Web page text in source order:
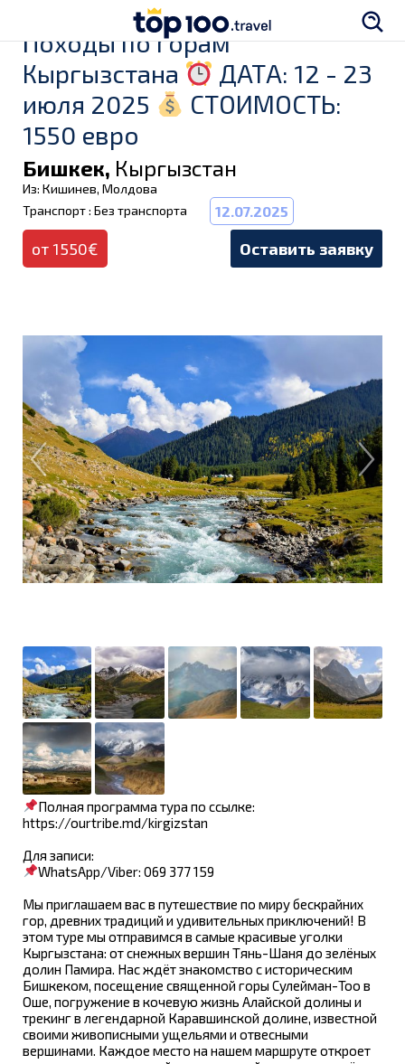
Походы по горам
Кыргызстана
ДАТА: 12 - 23
июля 2025
СТОИМОСТЬ:
1550 евро
Бишкек, Кыргызстан
Из: Кишинев, Молдова
Транспорт : Без транспорта
12.07.2025
от 1550€ Оставить заявку
Полная программа тура по ссылке:
https://ourtribe.md/kirgizstan
Для записи:
WhatsApp/Viber: 069 377 159
Мы приглашаем вас в путешествие по миру бескрайних
гор, древних традиций и удивительных приключений! В
этом туре мы отправимся в самые красивые уголки
Кыргызстана: от снежных вершин Тянь-Шаня до зелёных
долин Памира. Нас ждёт знакомство с историческим
Бишкеком, посещение священной горы Сулейман-Тоо в
Оше, погружение в кочевую жизнь Алайской долины и
трекинг в легендарной Каравшинской долине, известной
своими живописными ущельями и отвесными
вершинами. Каждое место на нашем маршруте откроет